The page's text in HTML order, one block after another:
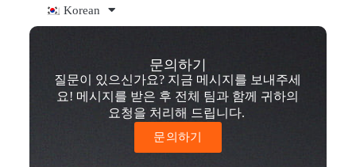
Korean
문의하기
질문이 있으신가요? 지금 메시지를 보내주세
요! 메시지를 받은 후 전체 팀과 함께 귀하의
요청을 처리해 드립니다.
문의하기